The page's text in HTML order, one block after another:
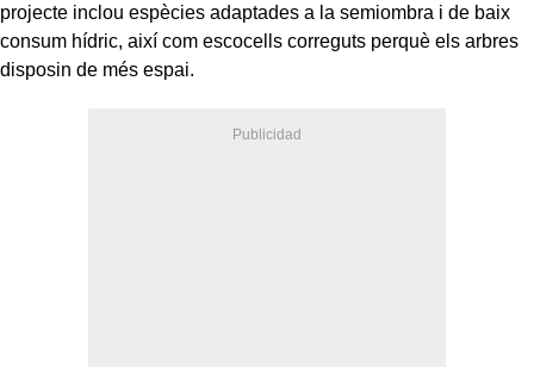
projecte inclou espècies adaptades a la semiombra i de baix
consum hídric, així com escocells correguts perquè els arbres
disposin de més espai.